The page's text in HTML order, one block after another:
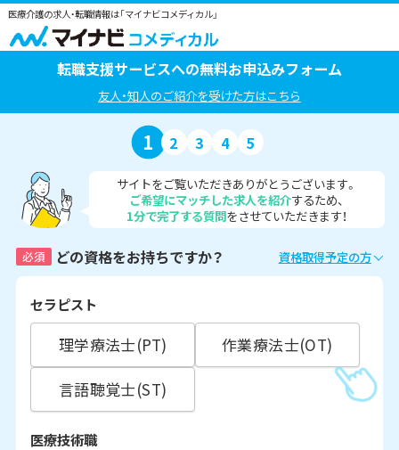
医療介護の求人・転職情報は「マイナビコメディカル」
転職支援サービスへの無料お申込みフォーム
友人・知人のご紹介を受けた方はこちら
1 2 3 4 5
サイトをご覧いただきありがとうございます。
ご希望にマッチした求人を紹介するため、
1分で完了する質問をさせていただきます！
必須 どの資格をお持ちですか？ 資格取得予定の方
セラピスト
理学療法士(PT)
作業療法士(OT)
言語聴覚士(ST)
医療技術職